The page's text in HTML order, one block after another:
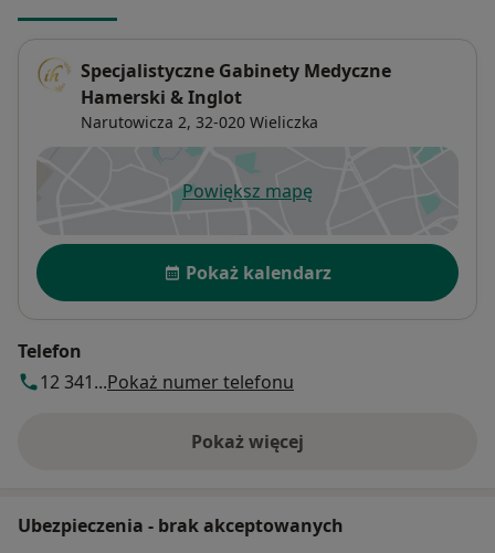
Specjalistyczne Gabinety Medyczne
Hamerski & Inglot
Narutowicza 2, 32-020 Wieliczka
Powiększ mapęotwiera się w nowej karcie
Dostępność
Pokaż kalendarz
Telefon
12 341...Pokaż numer telefonu
Pokaż więcej
o adresie
Ubezpieczenia - brak akceptowanych